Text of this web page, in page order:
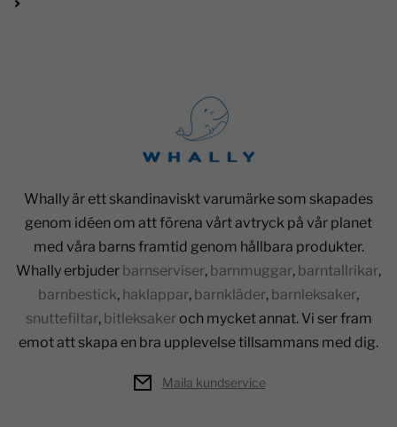
Whally är ett skandinaviskt varumärke som skapades
genom idéen om att förena vårt avtryck på vår planet
med våra barns framtid genom hållbara produkter.
Whally erbjuder barnserviser, barnmuggar, barntallrikar,
barnbestick, haklappar, barnkläder, barnleksaker,
snuttefiltar, bitleksakeroch mycket annat. Vi ser fram
emot att skapa en bra upplevelse tillsammans med dig.
Maila kundservice